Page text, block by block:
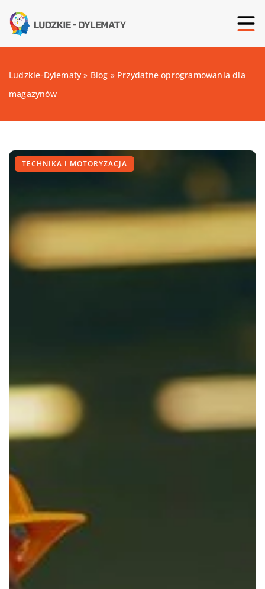
Ludzkie-Dylematy » Blog » Przydatne oprogramowania dla
magazynów
TECHNIKA I MOTORYZACJA